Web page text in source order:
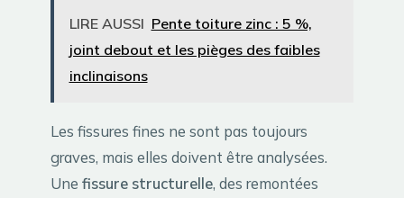
LIRE AUSSI Pente toiture zinc : 5 %,
joint debout et les pièges des faibles
inclinaisons
Les fissures fines ne sont pas toujours
graves, mais elles doivent être analysées.
Une fissure structurelle, des remontées